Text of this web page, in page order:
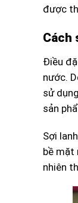
được
Cách
Điều
nước.
sử
sản
Sợi
bề mặt
nhiên